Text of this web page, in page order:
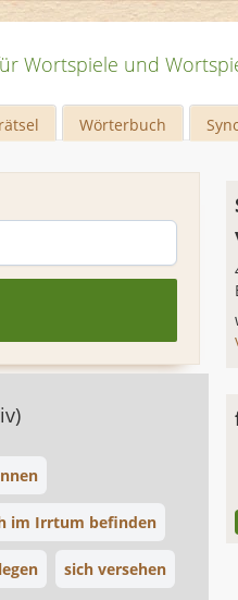
Wortspiele und
Wörterbuch
im Irrtum befinden
sich versehen